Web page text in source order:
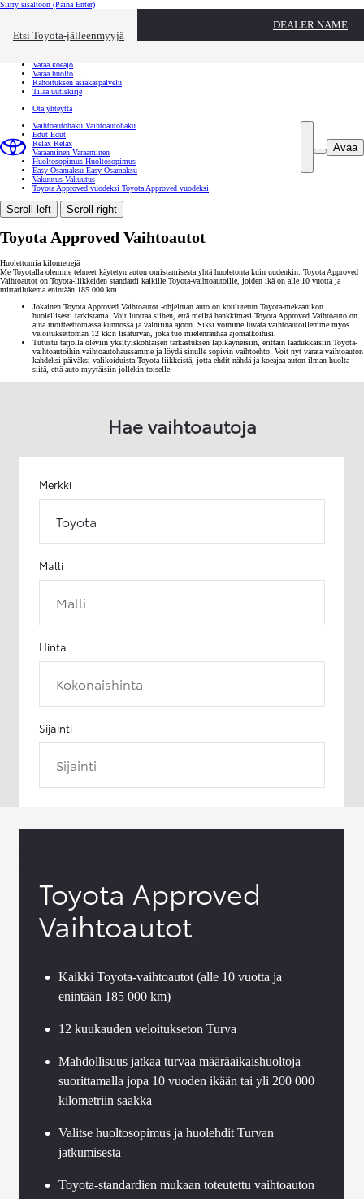
Siirry sisältöön (Paina Enter)
Etsi Toyota-jälleenmyyjä
DEALER NAME
Toyota palvelee Sulje
Varaa koeajo
Varaa huolto
Rahoituksen asiakaspalvelu
Tilaa uutiskirje
Ota yhteyttä
Avaa
Vaihtoautohaku Vaihtoautohaku
Edut Edut
Relax Relax
Varaaminen Varaaminen
Huoltosopimus Huoltosopimus
Easy Osamaksu Easy Osamaksu
Vakuutus Vakuutus
Toyota Approved vuodeksi Toyota Approved vuodeksi
Scroll left Scroll right
Toyota Approved Vaihtoautot
Huolettomia kilometrejä
Me Toyotalla olemme tehneet käytetyn auton omistamisesta yhtä huoletonta kuin uudenkin. Toyota Approved
Vaihtoautot on Toyota-liikkeiden standardi kaikille Toyota-vaihtoautoille, joiden ikä on alle 10 vuotta ja
mittarilukema enintään 185 000 km.
Jokainen Toyota Approved Vaihtoautot -ohjelman auto on koulutetun Toyota-mekaanikon
huolellisesti tarkistama. Voit luottaa siihen, että meiltä hankkimasi Toyota Approved Vaihtoauto on
aina moitteettomassa kunnossa ja valmiina ajoon. Siksi voimme luvata vaihtoautoillemme myös
veloituksettoman 12 kk:n lisäturvan, joka tuo mielenrauhaa ajomatkoihisi.
Tutustu tarjolla oleviin yksityiskohtaisen tarkastuksen läpikäyneisiin, erittäin laadukkaisiin Toyota-
vaihtoautoihin vaihtoautohaussamme ja löydä sinulle sopivin vaihtoehto. Voit nyt varata vaihtoauton
kahdeksi päiväksi valikoiduista Toyota-liikkeistä, jotta ehdit nähdä ja koeajaa auton ilman huolta
siitä, että auto myytäisiin jollekin toiselle.
Hae vaihtoautoja
Merkki
Toyota
Malli
Malli
Hinta
Kokonaishinta
Sijainti
Sijainti
Toyota Approved
Vaihtoautot
Kaikki Toyota-vaihtoautot (alle 10 vuotta ja
enintään 185 000 km)
12 kuukauden veloitukseton Turva
Mahdollisuus jatkaa turvaa määräaikaishuoltoja
suorittamalla jopa 10 vuoden ikään tai yli 200 000
kilometriin saakka
Valitse huoltosopimus ja huolehdit Turvan
jatkumisesta
Toyota-standardien mukaan toteutettu vaihtoauton